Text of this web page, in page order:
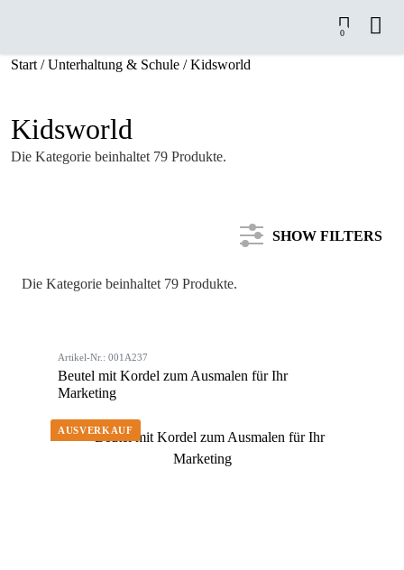
0
Start /Unterhaltung & Schule / Kidsworld
Kidsworld
Die Kategorie beinhaltet 79 Produkte.
SHOW FILTERS
Farbe
Material
Die Kategorie beinhaltet 79 Produkte.
Artikel-Nr.: 001A237
Beutel mit Kordel zum Ausmalen für Ihr
Marketing